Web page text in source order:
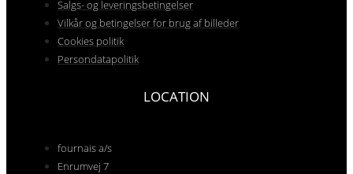
Salgs- og leveringsbetingelser
Vilkår og betingelser for brug af billeder
Cookies politik
Persondatapolitik
LOCATION
fournais a/s
Enrumvej 7